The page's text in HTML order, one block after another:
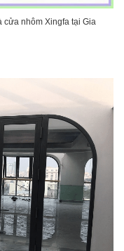
cửa nhôm Xingfa tại Gia